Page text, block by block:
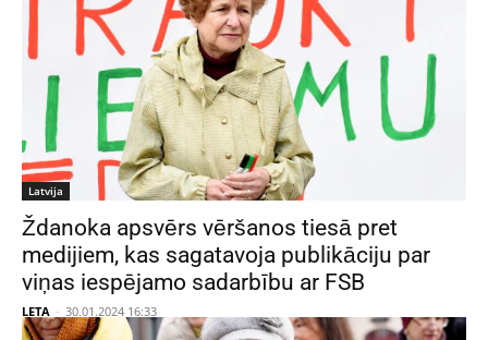
Latvija
Ždanoka apsvērs vēršanos tiesā pret
medijiem, kas sagatavoja publikāciju par
viņas iespējamo sadarbību ar FSB
LETA - 30.01.2024 16:33